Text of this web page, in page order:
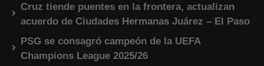
Cruz tiende puentes en la frontera, actualizan
acuerdo de Ciudades Hermanas Juárez – El Paso
PSG se consagró campeón de la UEFA
Champions League 2025/26